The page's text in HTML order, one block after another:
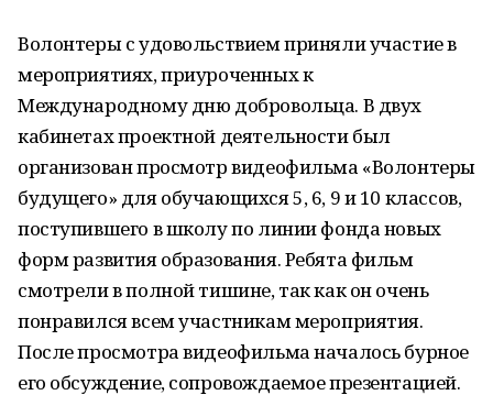
Волонтеры с удовольствием приняли участие в
мероприятиях, приуроченных к
Международному дню добровольца. В двух
кабинетах проектной деятельности был
организован просмотр видеофильма «Волонтеры
будущего» для обучающихся 5, 6, 9 и 10 классов,
поступившего в школу по линии фонда новых
форм развития образования. Ребята фильм
смотрели в полной тишине, так как он очень
понравился всем участникам мероприятия.
После просмотра видеофильма началось бурное
его обсуждение, сопровождаемое презентацией.